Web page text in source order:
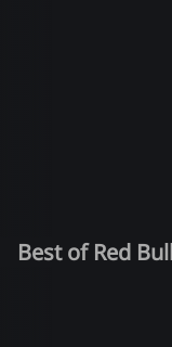
Best of Red